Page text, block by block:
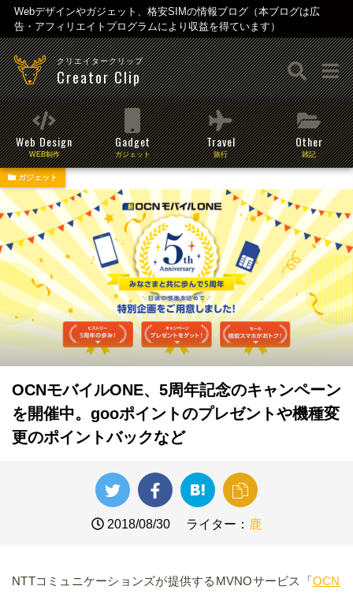
Webデザインやガジェット、格安SIMの情報ブログ（本ブログは広
告・アフィリエイトプログラムにより収益を得ています）
クリエイタークリップ
Creator Clip
Web Design
WEB制作
Gadget
ガジェット
Travel
旅行
Other
雑記
ガジェット
OCNモバイルONE、5周年記念のキャンペーン
を開催中。gooポイントのプレゼントや機種変
更のポイントバックなど
2018/08/30 ライター： 鹿
NTTコミュニケーションズが提供するMVNOサービス「OCN